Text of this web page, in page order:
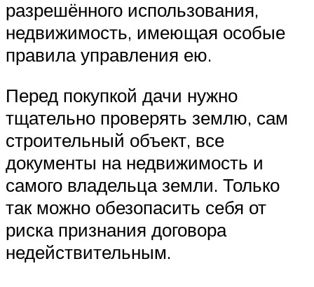
разрешённого использования,
недвижимость, имеющая особые
правила управления ею.
Перед покупкой дачи нужно
тщательно проверять землю, сам
строительный объект, все
документы на недвижимость и
самого владельца земли. Только
так можно обезопасить себя от
риска признания договора
недействительным.